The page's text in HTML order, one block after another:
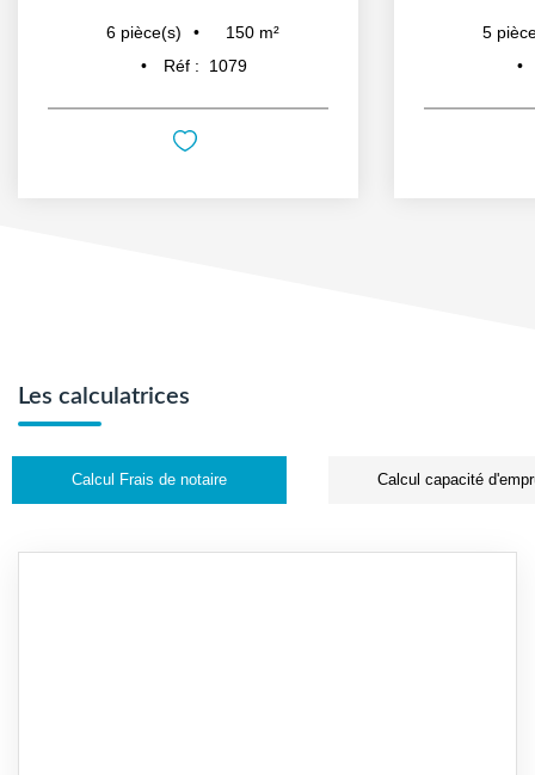
6 pièce(s) 150 m²
Réf :
1079
5
Les calculatrices
Calcul Frais de notaire Calcul capacité